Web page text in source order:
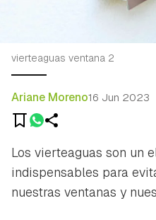
vierteaguas ventana 2
Ariane Moreno16 Jun 2023
Los vierteaguas son un
indispensables para
nuestras ventanas y